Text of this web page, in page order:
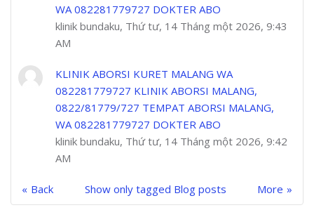
WA 082281779727 DOKTER ABO
klinik bundaku, Thứ tư, 14 Tháng một 2026, 9:43
AM
KLINIK ABORSI KURET MALANG WA
082281779727 KLINIK ABORSI MALANG,
0822/81779/727 TEMPAT ABORSI MALANG,
WA 082281779727 DOKTER ABO
klinik bundaku, Thứ tư, 14 Tháng một 2026, 9:42
AM
Back More
Show only tagged Blog posts